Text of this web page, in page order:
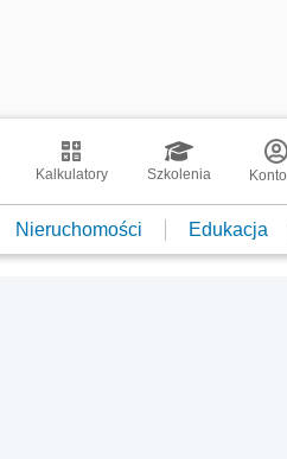
Kalkulatory Szkolenia Konto
Nieruchomości Edukacja